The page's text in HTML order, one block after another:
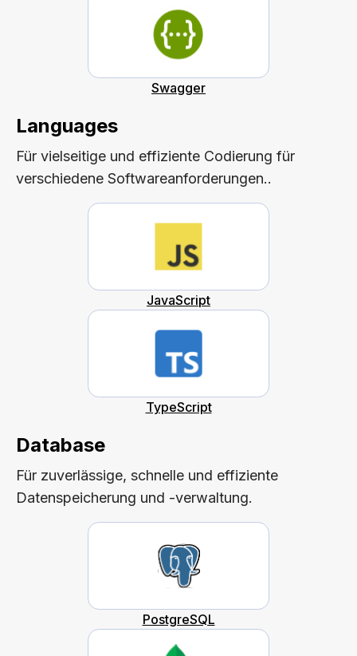
Swagger
Languages
Für vielseitige und effiziente Codierung für
verschiedene Softwareanforderungen..
JavaScript
TypeScript
Database
Für zuverlässige, schnelle und effiziente
Datenspeicherung und -verwaltung.
PostgreSQL